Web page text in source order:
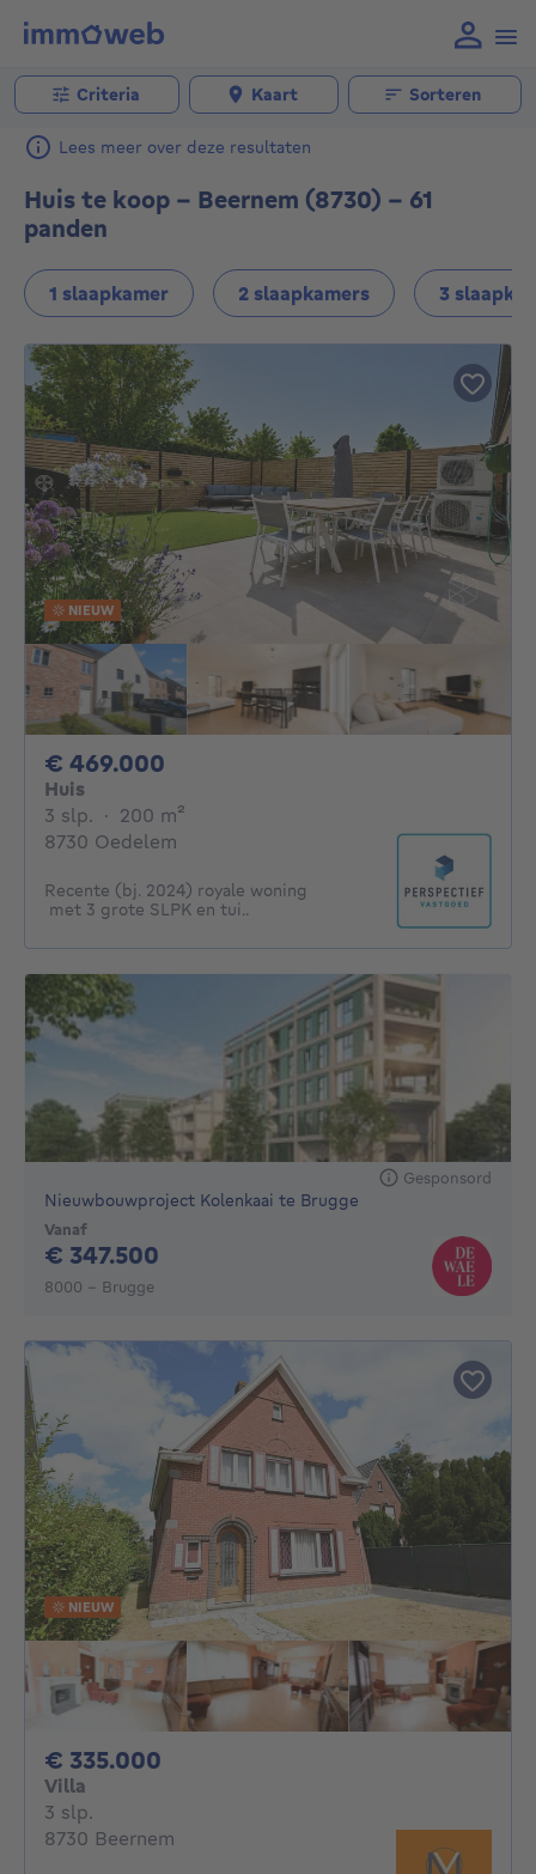
Criteria Kaart Sorteren
Lees meer over deze resultaten
Huis te koop - Beernem (8730) - 61
panden
1 slaapkamer 2 slaapkamers 3
NIEUW
€ 469.000
Huis
3 slp. 3 slaapkamers
· 200 m²
8730 Oedelem
Recente (bj. 2024) royale woning
met 3 grote SLPK en tui..
Gesponsord
Nieuwbouwproject Kolenkaai te Brugge
Vanaf
€ 347.500
8000 - Brugge
NIEUW
€ 335.000
Villa
3 slp.
8730 Beernem